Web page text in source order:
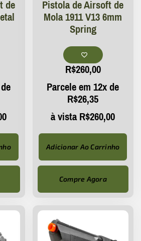
de Pistola de Airsoft de
Mola 1911 V13 6mm
Spring
R$260,00
Parcele em 12x de
R$26,35
à vistaR$260,00
Adicionar Ao Carrinho
Compre Agora